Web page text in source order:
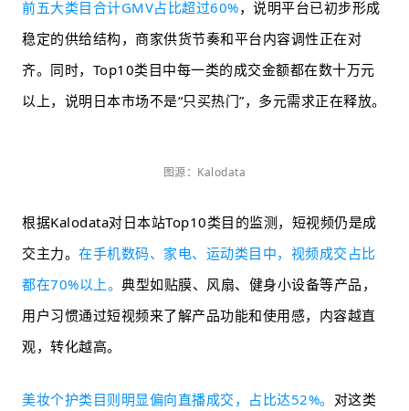
前五大类目合计GMV占比超过60%，说明平台已初步形成
稳定的供给结构，商家供货节奏和平台内容调性正在对
齐。同时，Top10类目中每一类的成交金额都在数十万元
以上，说明日本市场不是“只买热门”，多元需求正在释放。
图源：Kalodata
根据Kalodata对日本站Top10类目的监测，短视频仍是成
交主力。 在手机数码、家电、运动类目中，视频成交占比
都在70%以上。 典型如贴膜、风扇、健身小设备等产品，
用户习惯通过短视频来了解产品功能和使用感，内容越直
观，转化越高。
美妆个护类目则明显偏向直播成交，占比达52%。 对这类